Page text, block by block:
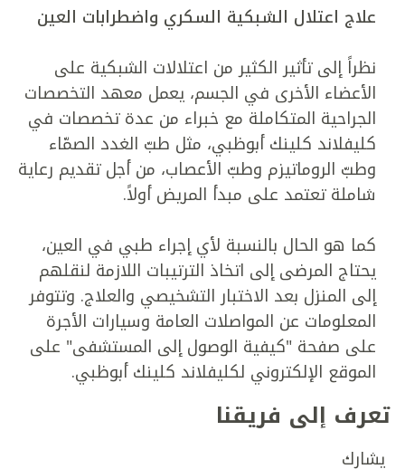
علاج اعتلال الشبكية السكري واضطرابات العين
نظراً إلى تأثير الكثير من اعتلالات الشبكية على
الأعضاء الأخرى في الجسم، يعمل معهد التخصصات
الجراحية المتكاملة مع خبراء من عدة تخصصات في
كليفلاند كلينك أبوظبي، مثل طبّ الغدد الصمّاء
وطبّ الروماتيزم وطبّ الأعصاب، من أجل تقديم رعاية
شاملة تعتمد على مبدأ المريض أولاً.
كما هو الحال بالنسبة لأي إجراء طبي في العين،
يحتاج المرضى إلى اتخاذ الترتيبات اللازمة لنقلهم
إلى المنزل بعد الاختبار التشخيصي والعلاج. وتتوفر
المعلومات عن المواصلات العامة وسيارات الأجرة
على صفحة "كيفية الوصول إلى المستشفى" على
الموقع الإلكتروني لكليفلاند كلينك أبوظبي.
تعرف إلى فريقنا
يشارك